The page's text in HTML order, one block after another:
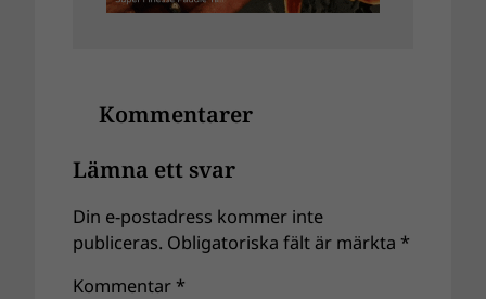
Kommentarer
Lämna ett svar
Din e-postadress kommer inte
publiceras. Obligatoriska fält är märkta *
Kommentar *